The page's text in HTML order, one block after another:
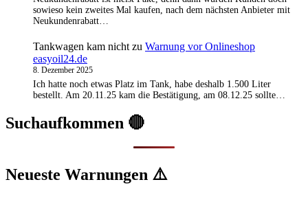
sowieso kein zweites Mal kaufen, nach dem nächsten Anbieter mit
Neukundenrabatt…
Tankwagen kam nicht zu Warnung vor Onlineshop
easyoil24.de
8. Dezember 2025
Ich hatte noch etwas Platz im Tank, habe deshalb 1.500 Liter
bestellt. Am 20.11.25 kam die Bestätigung, am 08.12.25 sollte…
Suchaufkommen 🔴
Neueste Warnungen ⚠️